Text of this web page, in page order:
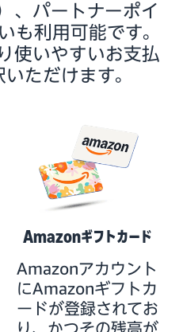
、パートナーポイ
も利用可能です。
使いやすいお支払
ただけます。
Amazonギフトカード
Amazonアカウント
にAmazonギフトカ
ードが登録されてお
り、かつその残高が